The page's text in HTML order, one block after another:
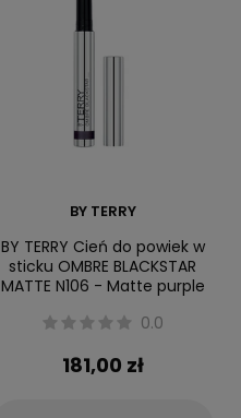
BY TERRY
BY TERRY Cień do powiek w
sticku OMBRE BLACKSTAR
MATTE N106 - Matte purple
0.0
181,00 zł